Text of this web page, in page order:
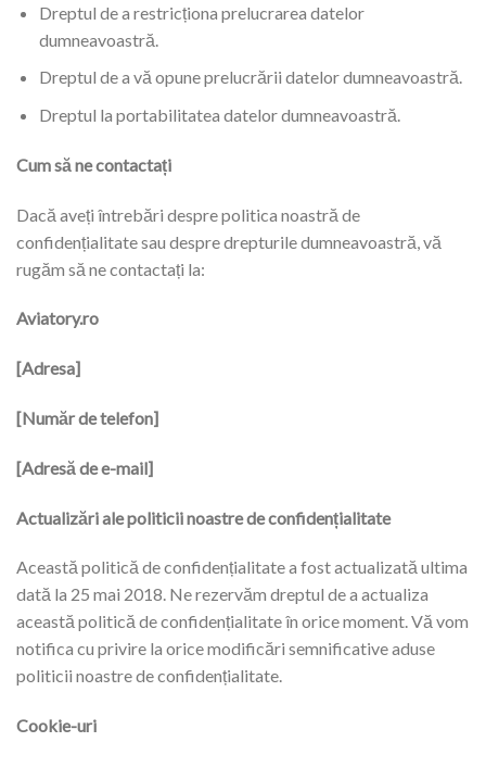
Dreptul de a restricționa prelucrarea datelor
dumneavoastră.
Dreptul de a vă opune prelucrării datelor dumneavoastră.
Dreptul la portabilitatea datelor dumneavoastră.
Cum să ne contactați
Dacă aveți întrebări despre politica noastră de
confidențialitate sau despre drepturile dumneavoastră, vă
rugăm să ne contactați la:
Aviatory.ro
[Adresa]
[Număr de telefon]
[Adresă de e-mail]
Actualizări ale politicii noastre de confidențialitate
Această politică de confidențialitate a fost actualizată ultima
dată la 25 mai 2018. Ne rezervăm dreptul de a actualiza
această politică de confidențialitate în orice moment. Vă vom
notifica cu privire la orice modificări semnificative aduse
politicii noastre de confidențialitate.
Cookie-uri